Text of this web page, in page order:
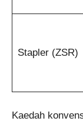
Stapler (ZSR)
Kaedah